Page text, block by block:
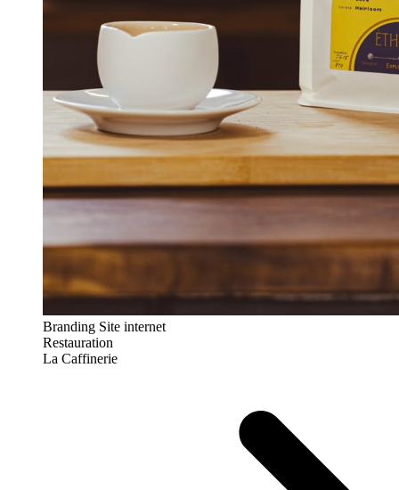
Branding Site internet
Restauration
La Caffinerie